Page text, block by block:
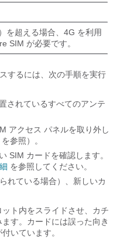
を超える場合、4G を利用
SIM が必要です。
するには、次の手順を実行
されているすべてのアンテ
アクセス パネルを取り外し
を参照）。
SIM カードを確認します。
を参照してください。
れている場合）、新しいカ
ト内をスライドさせ、カチ
す。カードには誤った向き
いています。